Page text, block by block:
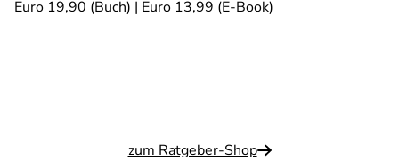
Euro 19,90 (Buch) | Euro 13,99 (E-Book)
zum Ratgeber-Shop